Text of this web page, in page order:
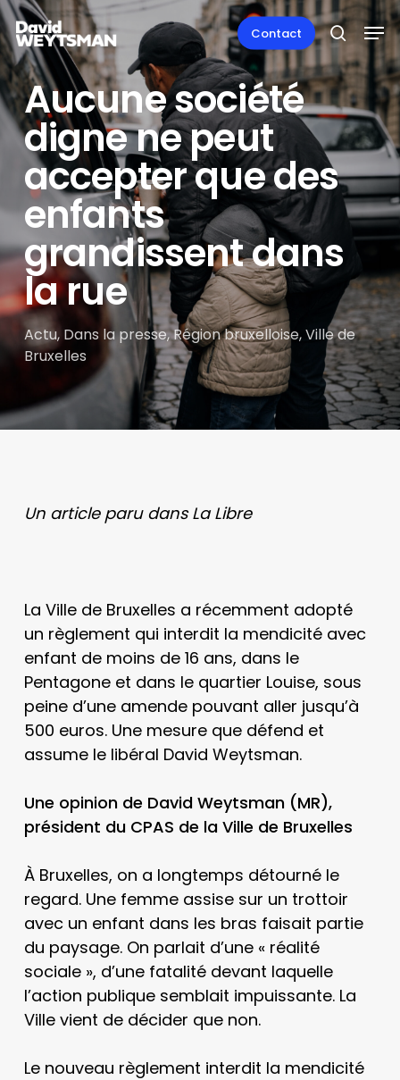
Skip
to
main
content
Contact search
Aucune société
digne ne peut
accepter que des
enfants
grandissent dans
la rue
Actu, Dans la presse,Région bruxelloise,Ville de
Bruxelles
Un article paru dans La Libre
La Ville de Bruxelles a récemment adopté
un règlement qui interdit la mendicité avec
enfant de moins de 16 ans, dans le
Pentagone et dans le quartier Louise, sous
peine d’une amende pouvant aller jusqu’à
500 euros. Une mesure que défend et
assume le libéral David Weytsman.
Une opinion de David Weytsman (MR),
président du CPAS de la Ville de Bruxelles
À Bruxelles, on a longtemps détourné le
regard. Une femme assise sur un trottoir
avec un enfant dans les bras faisait partie
du paysage. On parlait d’une « réalité
sociale », d’une fatalité devant laquelle
l’action publique semblait impuissante. La
Ville vient de décider que non.
Le nouveau règlement interdit la mendicité